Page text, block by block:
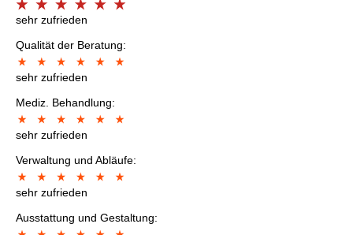
sehr zufrieden
Qualität der Beratung:
sehr zufrieden
Mediz. Behandlung:
sehr zufrieden
Verwaltung und Abläufe:
sehr zufrieden
Ausstattung und Gestaltung: